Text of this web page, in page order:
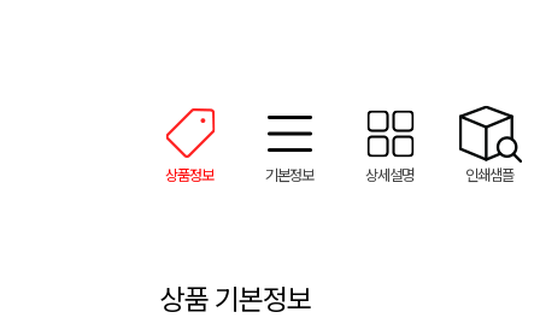
상품정보 기본정보 상세설명 인쇄샘플
상품 기본정보